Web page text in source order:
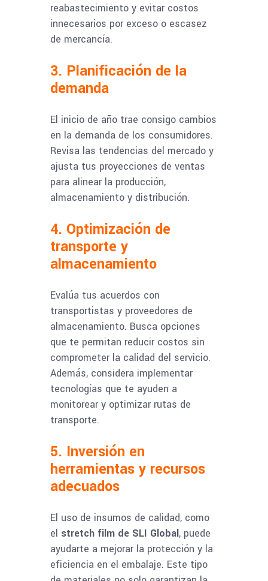
reabastecimiento y evitar costos
innecesarios por exceso o escasez
de mercancía.
3. Planificación de la
demanda
El inicio de año trae consigo cambios
en la demanda de los consumidores.
Revisa las tendencias del mercado y
ajusta tus proyecciones de ventas
para alinear la producción,
almacenamiento y distribución.
4. Optimización de
transporte y
almacenamiento
Evalúa tus acuerdos con
transportistas y proveedores de
almacenamiento. Busca opciones
que te permitan reducir costos sin
comprometer la calidad del servicio.
Además, considera implementar
tecnologías que te ayuden a
monitorear y optimizar rutas de
transporte.
5. Inversión en
herramientas y recursos
adecuados
El uso de insumos de calidad, como
el stretch film de SLI Global, puede
ayudarte a mejorar la protección y la
eficiencia en el embalaje. Este tipo